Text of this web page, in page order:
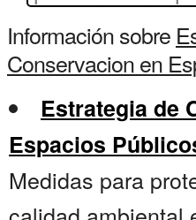
Información sobre
Conservacion en
Estrategia de
Espacios
Medidas para